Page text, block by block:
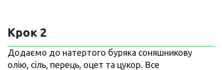
Крок 2
Додаємо до натертого буряка соняшникову
олію, сіль, перець, оцет та цукор. Все